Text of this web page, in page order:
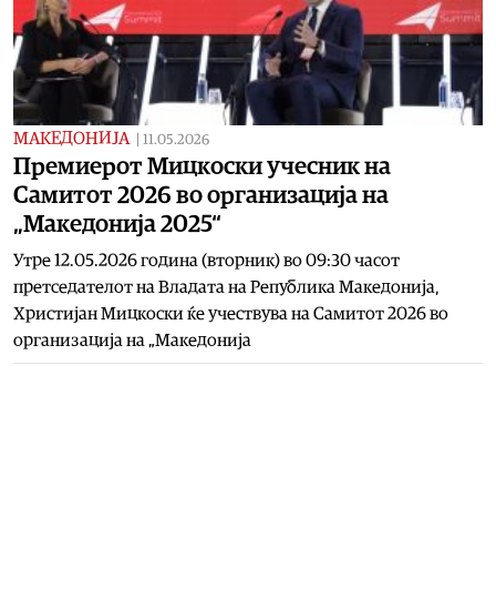
МАКЕДОНИЈА 11.05.2026
Премиерот Мицкоски учесник на
Самитот 2026 во организација на
„Македонија 2025“
Утре 12.05.2026 година (вторник) во 09:30 часот
претседателот на Владата на Република Македонија,
Христијан Мицкоски ќе учествува на Самитот 2026 во
организација на „Македонија